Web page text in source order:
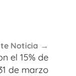
Noticia
el 15% de
de marzo